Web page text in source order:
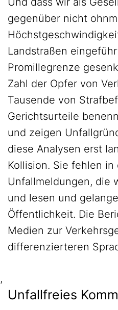
gegenüber nicht
Landstraßen
Promillegrenze
Zahl der Opfer von
Tausende von
Gerichtsurteile
und zeigen
diese Analysen erst
Kollision. Sie fehlen in
Unfallmeldungen, die
und lesen und
Öffentlichkeit. Die
Medien zur
differenzierteren
,
Unfallfreies